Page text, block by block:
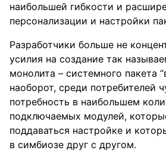
наибольшей гибкости и
персонализации и настройки
Разработчики больше не
усилия на создание так
монолита – системного пакета
наоборот, среди потребителей
потребность в наибольшем
подключаемых модулей,
поддаваться настройке и
в симбиозе друг с другом.